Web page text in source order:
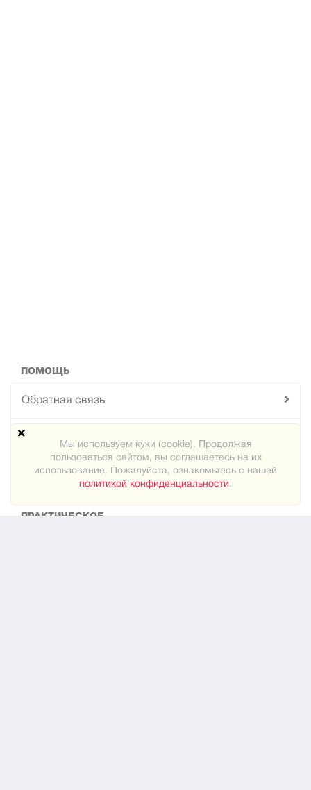
ПОМОЩЬ
Обратная связь
Техподдержка
Карта сайта
ПРАКТИЧЕСКОЕ
Мы используем куки (cookie). Продолжая
пользоваться сайтом, вы соглашаетесь на их
использование. Пожалуйста, ознакомьтесь с нашей
политикой конфиденциальности.